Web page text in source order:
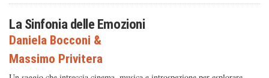
La Sinfonia delle Emozioni
Daniela Bocconi &
Massimo Privitera